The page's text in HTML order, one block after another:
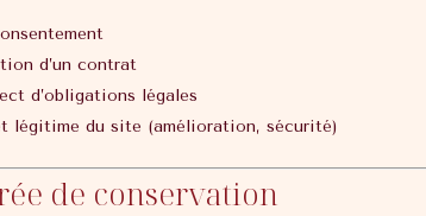
d’un contrat
d’obligations légales
légitime du site (amélioration, sécurité)
de conservation